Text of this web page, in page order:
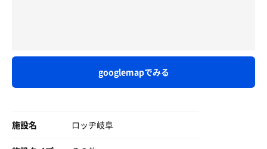
googlemapでみる
施設名 ロッヂ岐阜